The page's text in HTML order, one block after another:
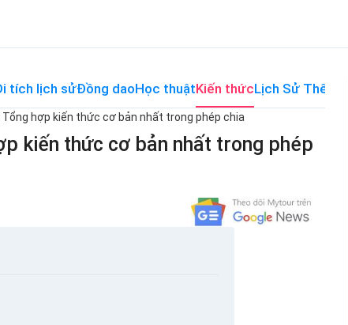
tích lịch sửĐồng daoHọc thuậtKiến thứcLịch Sử Thế Giới
Tổng hợp kiến thức cơ bản nhất trong phép chia
kiến thức cơ bản nhất trong phép